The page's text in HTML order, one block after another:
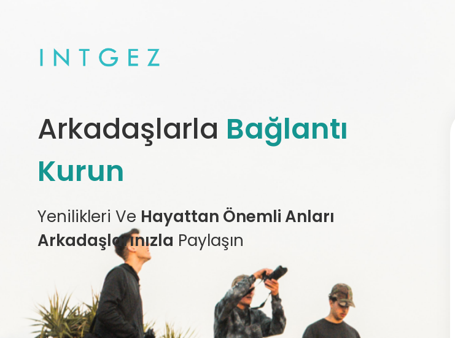
Arkadaşlarla Bağlantı
Kurun
Yenilikleri Ve Hayattan Önemli Anları
Arkadaşlarınızla Paylaşın